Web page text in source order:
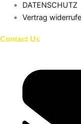
DATENSCHUTZ
Vertrag
Contact Us